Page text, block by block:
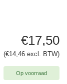
€17,50
(€14,46 excl. BTW)
Op voorraad